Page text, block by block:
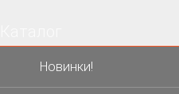
Новинки!